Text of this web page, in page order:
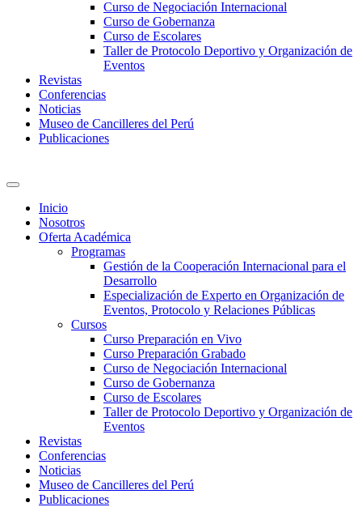
Curso de Negociación Internacional
Curso de Gobernanza
Curso de Escolares
Taller de Protocolo Deportivo y Organización de
Eventos
Revistas
Conferencias
Noticias
Museo de Cancilleres del Perú
Publicaciones
Inicio
Nosotros
Oferta Académica
Programas
Gestión de la Cooperación Internacional para el
Desarrollo
Especialización de Experto en Organización de
Eventos, Protocolo y Relaciones Públicas
Cursos
Curso Preparación en Vivo
Curso Preparación Grabado
Curso de Negociación Internacional
Curso de Gobernanza
Curso de Escolares
Taller de Protocolo Deportivo y Organización de
Eventos
Revistas
Conferencias
Noticias
Museo de Cancilleres del Perú
Publicaciones